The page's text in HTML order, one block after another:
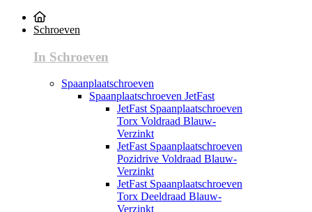
Schroeven
In Schroeven
Spaanplaatschroeven
Spaanplaatschroeven JetFast
JetFast Spaanplaatschroeven
Torx Voldraad Blauw-
Verzinkt
JetFast Spaanplaatschroeven
Pozidrive Voldraad Blauw-
Verzinkt
JetFast Spaanplaatschroeven
Torx Deeldraad Blauw-
Verzinkt